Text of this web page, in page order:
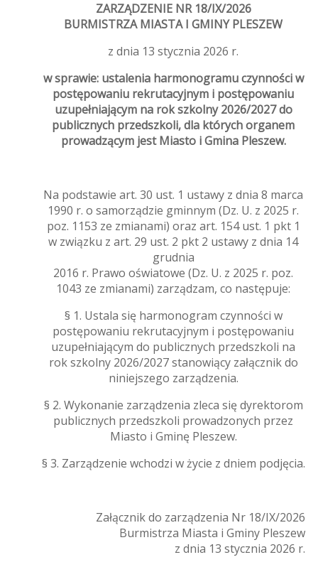
ZARZĄDZENIE NR 18/IX/2026
BURMISTRZA MIASTA I GMINY PLESZEW
z dnia 13 stycznia 2026 r.
w sprawie: ustalenia harmonogramu czynności w
postępowaniu rekrutacyjnym i postępowaniu
uzupełniającym na rok szkolny 2026/2027 do
publicznych przedszkoli, dla których organem
prowadzącym jest Miasto i Gmina Pleszew.
Na podstawie art. 30 ust. 1 ustawy z dnia 8 marca
1990 r. o samorządzie gminnym (Dz. U. z 2025 r.
poz. 1153 ze zmianami) oraz art. 154 ust. 1 pkt 1
w związku z art. 29 ust. 2 pkt 2 ustawy z dnia 14
grudnia
2016 r. Prawo oświatowe (Dz. U. z 2025 r. poz.
1043 ze zmianami) zarządzam, co następuje:
§ 1. Ustala się harmonogram czynności w
postępowaniu rekrutacyjnym i postępowaniu
uzupełniającym do publicznych przedszkoli na
rok szkolny 2026/2027 stanowiący załącznik do
niniejszego zarządzenia.
§ 2. Wykonanie zarządzenia zleca się dyrektorom
publicznych przedszkoli prowadzonych przez
Miasto i Gminę Pleszew.
§ 3. Zarządzenie wchodzi w życie z dniem podjęcia.
Załącznik do zarządzenia Nr 18/IX/2026
Burmistrza Miasta i Gminy Pleszew
z dnia 13 stycznia 2026 r.